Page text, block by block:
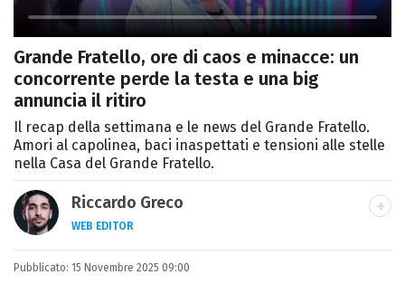
Grande Fratello, ore di caos e minacce: un
concorrente perde la testa e una big
annuncia il ritiro
Il recap della settimana e le news del Grande Fratello.
Amori al capolinea, baci inaspettati e tensioni alle stelle
nella Casa del Grande Fratello.
Riccardo Greco
WEB EDITOR
LINKEDIN
Si avvicina all'editoria studiando all'IED
Pubblicato: 15 Novembre 2025 09:00